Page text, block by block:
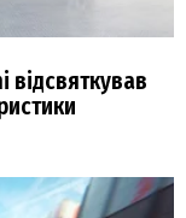
відсвяткував